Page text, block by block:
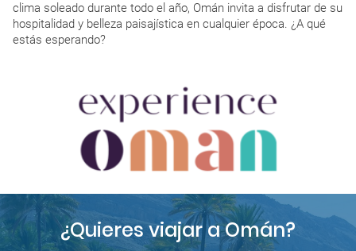
clima soleado durante todo el año, Omán invita a disfrutar de su
hospitalidad y belleza paisajística en cualquier época. ¿A qué
estás esperando?
¿Quieres viajar a Omán?